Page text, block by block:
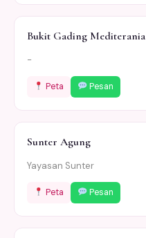
Bukit Gading Mediterania
-
Peta Pesan
Sunter Agung
Yayasan Sunter
Peta Pesan